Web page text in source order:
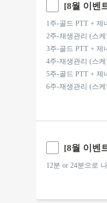
[8월 이벤
1주-골드 PTT + 제
2주-재생관리 (스
3주-골드 PTT + 제
4주-재생관리 (스
5주-골드 PTT + 제
6주-재생관리 (스
[8월 이벤
12분 or 24분으로